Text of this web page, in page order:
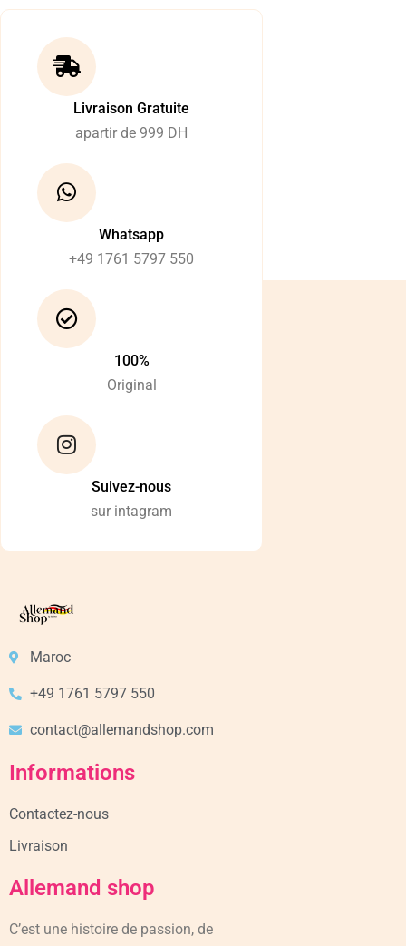
Livraison Gratuite
apartir de 999 DH
Whatsapp
+49 1761 5797 550
100%
Original
Suivez-nous
sur intagram
Maroc
+49 1761 5797 550
contact@allemandshop.com
Informations
Contactez-nous
Livraison
Allemand shop
C’est une histoire de passion, de